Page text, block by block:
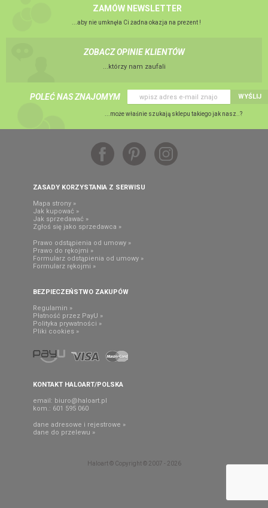
ZAMÓW NEWSLETTER
...aby nie umknęła Ci żadna okazja na prezent !
ZOBACZ OPINIE KLIENTÓW
...którzy nam zaufali
POLEĆ NAS ZNAJOMYM WYŚLIJ
...może właśnie szukają sklepu takiego jak nasz..?
ZASADY KORZYSTANIA Z SERWISU
Mapa strony »
Jak kupować »
Jak sprzedawać »
Zgłoś się jako sprzedawca »
Prawo odstąpienia od umowy »
Prawo do rękojmi »
Formularz odstąpienia od umowy »
Formularz rękojmi »
BEZPIECZEŃSTWO ZAKUPÓW
Regulamin »
Płatność przez PayU »
Polityka prywatności »
Pliki cookies »
KONTAKT HALOART/POLSKA
email: biuro@haloart.pl
kom.: 601 595 060
dane adresowe i rejestrowe »
dane do przelewu »
Haloart © Copyright © 2007 - 2026